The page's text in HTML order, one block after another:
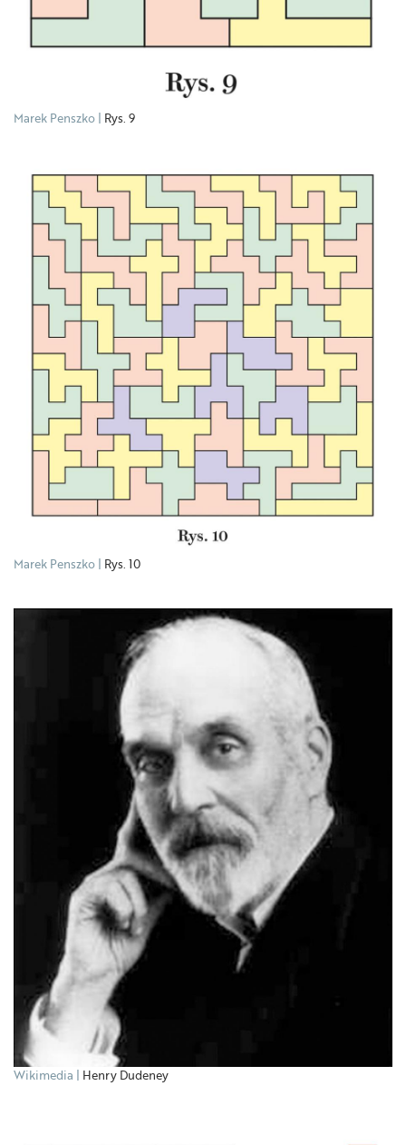
Marek Penszko Rys. 9
Marek Penszko Rys. 10
Wikimedia Henry Dudeney